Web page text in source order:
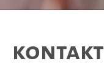
Kontakt